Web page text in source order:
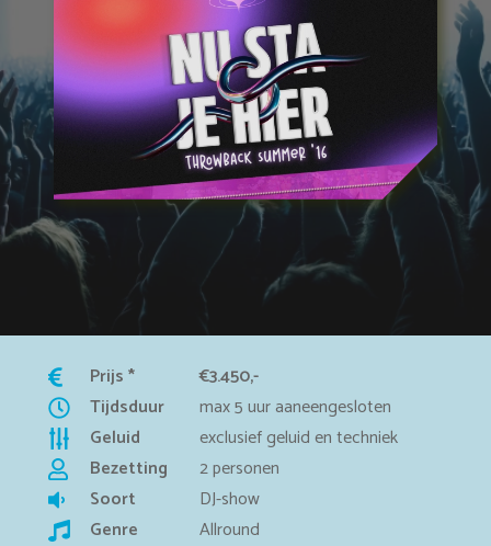
Prijs *
€3.450,-
Tijdsduur
max 5 uur aaneengesloten
Geluid
exclusief geluid en techniek
Bezetting
2 personen
Soort
DJ-show
Genre
Allround